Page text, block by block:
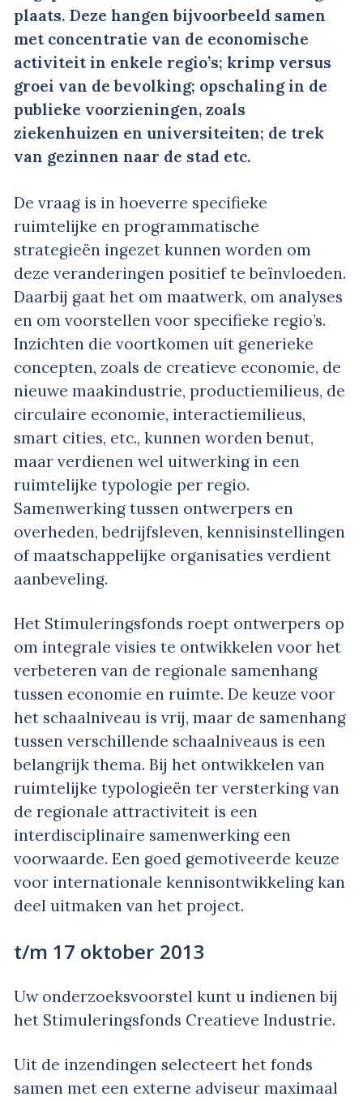
plaats. Deze hangen bijvoorbeeld samen
met concentratie van de economische
activiteit in enkele regio’s; krimp versus
groei van de bevolking; opschaling in de
publieke voorzieningen, zoals
ziekenhuizen en universiteiten; de trek
van gezinnen naar de stad etc.
De vraag is in hoeverre specifieke
ruimtelijke en programmatische
strategieën ingezet kunnen worden om
deze veranderingen positief te beïnvloeden.
Daarbij gaat het om maatwerk, om analyses
en om voorstellen voor specifieke regio’s.
Inzichten die voortkomen uit generieke
concepten, zoals de creatieve economie, de
nieuwe maakindustrie, productiemilieus, de
circulaire economie, interactiemilieus,
smart cities, etc., kunnen worden benut,
maar verdienen wel uitwerking in een
ruimtelijke typologie per regio.
Samenwerking tussen ontwerpers en
overheden, bedrijfsleven, kennisinstellingen
of maatschappelijke organisaties verdient
aanbeveling.
Het Stimuleringsfonds roept ontwerpers op
om integrale visies te ontwikkelen voor het
verbeteren van de regionale samenhang
tussen economie en ruimte. De keuze voor
het schaalniveau is vrij, maar de samenhang
tussen verschillende schaalniveaus is een
belangrijk thema. Bij het ontwikkelen van
ruimtelijke typologieën ter versterking van
de regionale attractiviteit is een
interdisciplinaire samenwerking een
voorwaarde. Een goed gemotiveerde keuze
voor internationale kennisontwikkeling kan
deel uitmaken van het project.
t/m 17 oktober 2013
Uw onderzoeksvoorstel kunt u indienen bij
het Stimuleringsfonds Creatieve Industrie.
Uit de inzendingen selecteert het fonds
samen met een externe adviseur maximaal